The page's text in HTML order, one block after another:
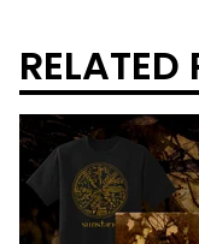
RELATED